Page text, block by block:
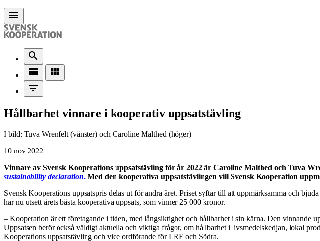
menu
search
view_list
view_module
filter_list
Hållbarhet vinnare i kooperativ uppsatstävling
I bild: Tuva Wrenfelt (vänster) och Caroline Malthed (höger)
10 nov 2022
Vinnare av Svensk Kooperations uppsatstävling för år 2022 är Caroline Malthed och Tuva
sustainability declaration. Med den kooperativa uppsatstävlingen vill Svensk Kooperation
Svensk Kooperations uppsatspris delas ut för andra året. Priset syftar till att uppmärksamma och
har nu utsett årets bästa kooperativa uppsats, som vinner 25 000 kronor.
– Kooperation är ett företagande i tiden, med långsiktighet och hållbarhet i sin kärna. Den vinnande
Uppsatsen berör också väldigt aktuella och viktiga frågor, om hållbarhet i livsmedelskedjan, lokal
Kooperations uppsatstävling och vice ordförande för LRF och Södra.